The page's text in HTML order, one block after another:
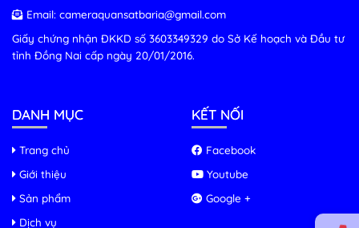
Email: cameraquansatbaria@gmail.com
Giấy chứng nhận ĐKKD số 3603349329 do Sở Kế hoạch và Đầu tư
tỉnh Đồng Nai cấp ngày 20/01/2016.
DANH MỤC
Trang chủ
Giới thiệu
Sản phẩm
Dịch vụ
KẾT NỐI
Facebook
Youtube
Google +